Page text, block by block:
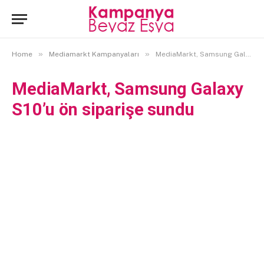
Home » Mediamarkt Kampanyaları » MediaMarkt, Samsung Galaxy S10’u ön siparişe sundu
MediaMarkt, Samsung Galaxy
S10’u ön siparişe sundu